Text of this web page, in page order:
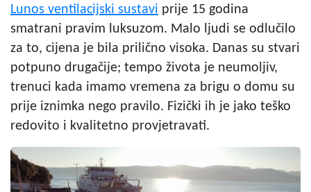
Lunos ventilacijski sustavi prije 15 godina
smatrani pravim luksuzom. Malo ljudi se odlučilo
za to, cijena je bila prilično visoka. Danas su stvari
potpuno drugačije; tempo života je neumoljiv,
trenuci kada imamo vremena za brigu o domu su
prije iznimka nego pravilo. Fizički ih je jako teško
redovito i kvalitetno provjetravati.